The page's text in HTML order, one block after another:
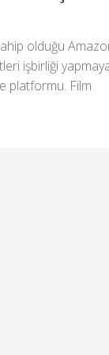
olduğu
işbirliği
platformu. Film